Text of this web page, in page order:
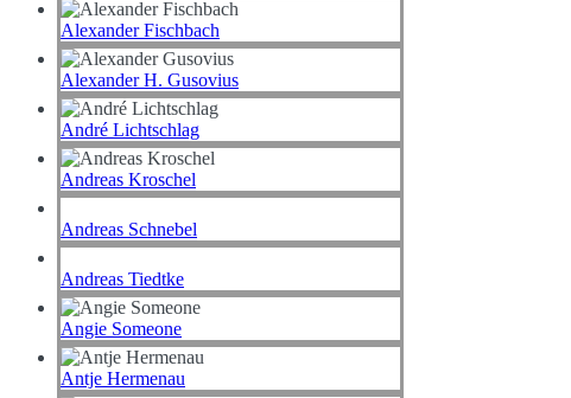
Alexander Fischbach
Alexander H. Gusovius
André Lichtschlag
Andreas Kroschel
Andreas Schnebel
Andreas Tiedtke
Angie Someone
Antje Hermenau